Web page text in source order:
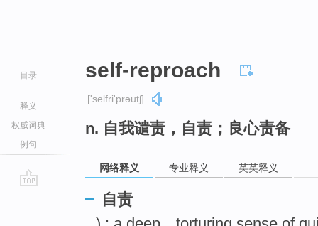
目录
释义
权威词典
例句
self-reproach
['selfri'prəutʃ]
n. 自我谴责，自责；良心责备
网络释义 专业释义 英英释义
自责